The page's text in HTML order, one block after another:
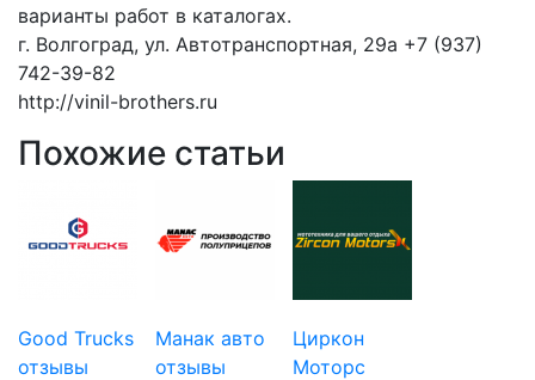
варианты работ в каталогах.
г. Волгоград, ул. Автотранспортная, 29а +7 (937)
742-39-82
http://vinil-brothers.ru
Похожие статьи
Good Trucks
отзывы
Манак авто
отзывы
Циркон
Моторс